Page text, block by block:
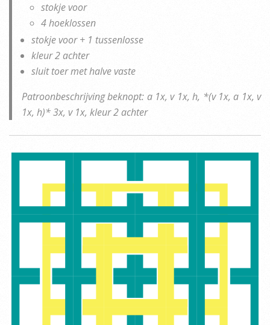
stokje voor
4 hoeklossen
stokje voor + 1 tussenlosse
kleur 2 achter
sluit toer met halve vaste
Patroonbeschrijving beknopt: a 1x, v 1x, h, *(v 1x, a 1x, v
1x, h)* 3x, v 1x, kleur 2 achter